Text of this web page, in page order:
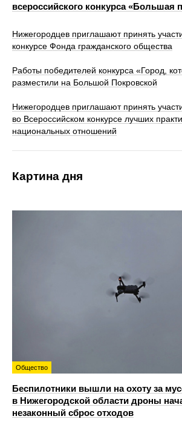
всероссийского конкурса «Большая
Нижегородцев приглашают принять
конкурсе Фонда гражданского общества
Работы победителей конкурса «Город,
разместили на Большой Покровской
Нижегородцев приглашают принять
во Всероссийском конкурсе лучших
национальных отношений
Картина дня
Общество
Беспилотники вышли на охоту за
в Нижегородской области дроны
незаконный сброс отходов